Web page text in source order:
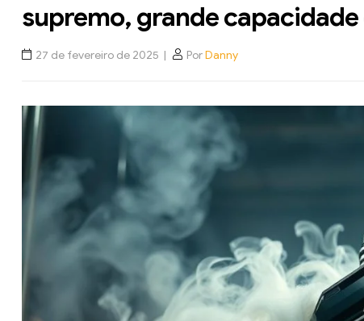
supremo, grande
27 de fevereiro de 2025 PorDanny